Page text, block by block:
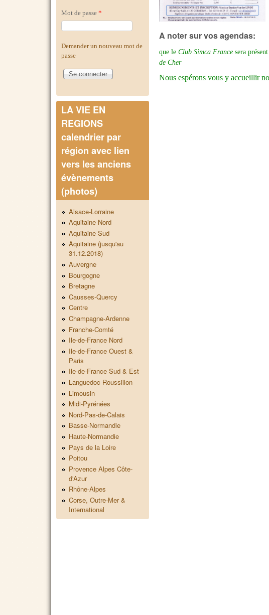
A noter sur vos agendas:
que leClub Simca France sera
de Cher
Nous espérons vous y accueillir
Mot de passe *
Demander un nouveau mot de
passe
LA VIE EN
REGIONS
calendrier par
région avec lien
vers les anciens
évènements
(photos)
Alsace-Lorraine
Aquitaine Nord
Aquitaine Sud
Aquitaine (jusqu'au
31.12.2018)
Auvergne
Bourgogne
Bretagne
Causses-Quercy
Centre
Champagne-Ardenne
Franche-Comté
Ile-de-France Nord
Ile-de-France Ouest &
Paris
Ile-de-France Sud & Est
Languedoc-Roussillon
Limousin
Midi-Pyrénées
Nord-Pas-de-Calais
Basse-Normandie
Haute-Normandie
Pays de la Loire
Poitou
Provence Alpes Côte-
d'Azur
Rhône-Alpes
Corse, Outre-Mer &
International